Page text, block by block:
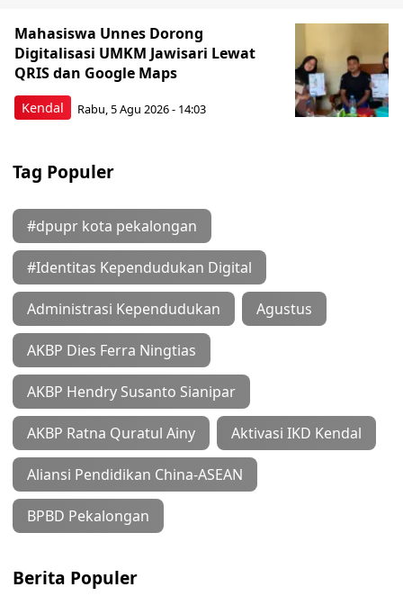
Kendal
Mahasiswa Unnes Dorong
Digitalisasi UMKM Jawisari Lewat
QRIS dan Google Maps
Rabu, 5 Agu 2026 - 14:03
Tag Populer
#dpupr kota pekalongan
#Identitas Kependudukan Digital
Administrasi Kependudukan Agustus
AKBP Dies Ferra Ningtias
AKBP Hendry Susanto Sianipar
AKBP Ratna Quratul Ainy Aktivasi IKD Kendal
Aliansi Pendidikan China-ASEAN
BPBD Pekalongan
Berita Populer